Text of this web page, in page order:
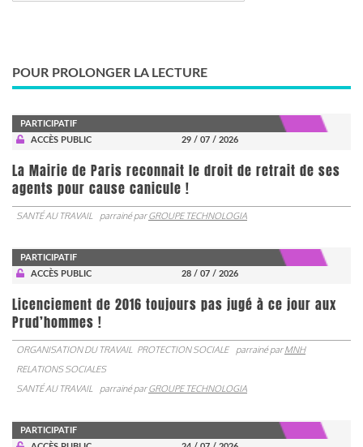
POUR PROLONGER LA LECTURE
PARTICIPATIF
ACCÈS PUBLIC
29 / 07 / 2026
La Mairie de Paris reconnait le droit de retrait de ses
agents pour cause canicule !
SANTÉ AU TRAVAIL parrainé parGROUPE TECHNOLOGIA
PARTICIPATIF
ACCÈS PUBLIC
28 / 07 / 2026
Licenciement de 2016 toujours pas jugé à ce jour aux
Prud’hommes !
ORGANISATION DU TRAVAIL PROTECTION SOCIALE parrainé parMNH
RELATIONS SOCIALES
SANTÉ AU TRAVAIL
parrainé parGROUPE TECHNOLOGIA
PARTICIPATIF